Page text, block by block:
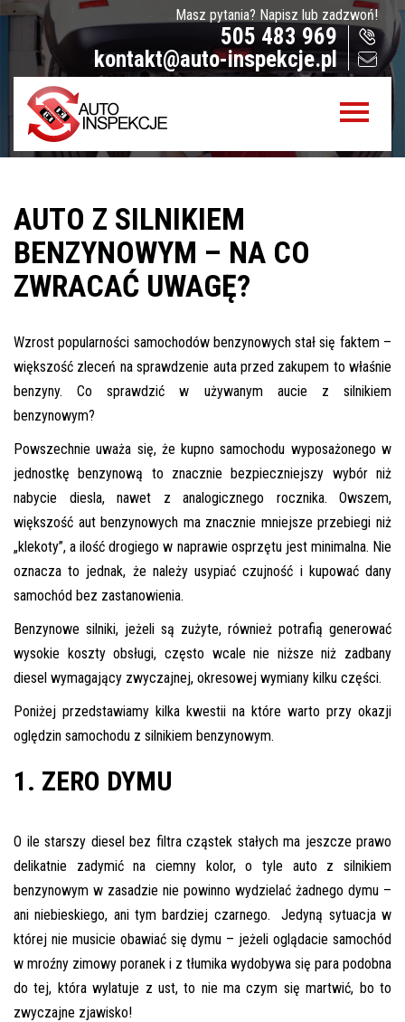
Masz pytania? Napisz lub zadzwoń!
505 483 969
kontakt@auto-inspekcje.pl
Jak sprawdzamy auta?
Sprawdzenie samochodu przed zakupem –
Warszawa, Radom i okolice
Sprawdzenie historii serwisowej
Sprawdzenie historii wypadkowej
Oferta
Sprawdzenie samochodu w Polsce
Sprowadzenie samochodu z zagranicy na
Znajdziemy Ci auto
Diagnostyka komputerowa – Radom, Warszawa i
okolice
Wyszukiwanie samochodu w ogłoszeniach
Kim jesteśmy
Referencje
Blog
Kontakt
Zamów inspekcję
505
483
26-
600
Radom,
Mazowieckie
AUTO Z SILNIKIEM
BENZYNOWYM – NA CO
ZWRACAĆ UWAGĘ?
Wzrost popularności samochodów benzynowych stał się faktem –
większość zleceń na sprawdzenie auta przed zakupem to właśnie
benzyny. Co sprawdzić w używanym aucie z silnikiem
benzynowym?
Powszechnie uważa się, że kupno samochodu wyposażonego w
jednostkę benzynową to znacznie bezpieczniejszy wybór niż
nabycie diesla, nawet z analogicznego rocznika. Owszem,
większość aut benzynowych ma znacznie mniejsze przebiegi niż
„klekoty”, a ilość drogiego w naprawie osprzętu jest minimalna. Nie
oznacza to jednak, że należy usypiać czujność i kupować dany
samochód bez zastanowienia.
Benzynowe silniki, jeżeli są zużyte, również potrafią generować
wysokie koszty obsługi, często wcale nie niższe niż zadbany
diesel wymagający zwyczajnej, okresowej wymiany kilku części.
Poniżej przedstawiamy kilka kwestii na które warto przy okazji
oględzin samochodu z silnikiem benzynowym.
1. ZERO DYMU
O ile starszy diesel bez filtra cząstek stałych ma jeszcze prawo
delikatnie zadymić na ciemny kolor, o tyle auto z silnikiem
benzynowym w zasadzie nie powinno wydzielać żadnego dymu –
ani niebieskiego, ani tym bardziej czarnego. Jedyną sytuacja w
której nie musicie obawiać się dymu – jeżeli oglądacie samochód
w mroźny zimowy poranek i z tłumika wydobywa się para podobna
do tej, która wylatuje z ust, to nie ma czym się martwić, bo to
zwyczajne zjawisko!